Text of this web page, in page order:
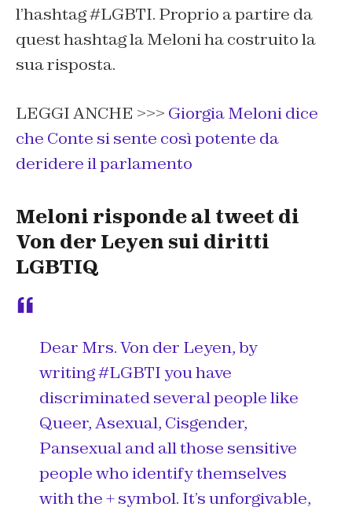
l’hashtag #LGBTI. Proprio a partire da
quest hashtag la Meloni ha costruito la
sua risposta.
LEGGI ANCHE >>> Giorgia Meloni dice
che Conte si sente così potente da
deridere il parlamento
Meloni risponde al tweet di
Von der Leyen sui diritti
LGBTIQ
Dear Mrs. Von der Leyen, by
writing#LGBTIyou have
discriminated several people like
Queer, Asexual, Cisgender,
Pansexual and all those sensitive
people who identify themselves
with the + symbol. It’s unforgivable,